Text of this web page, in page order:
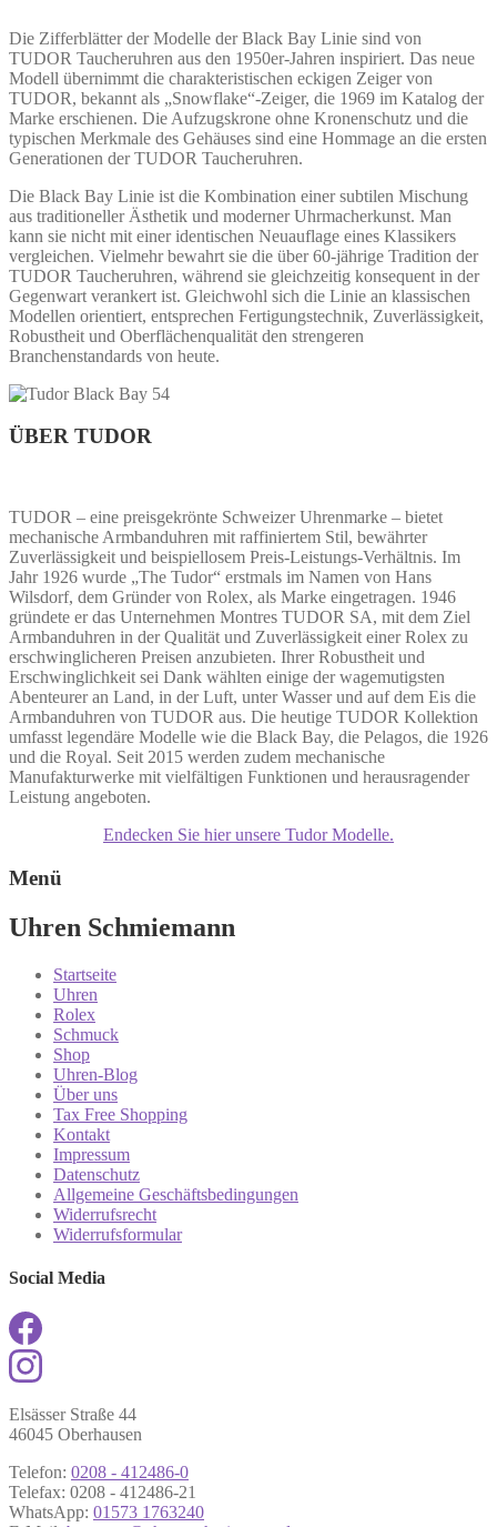
Die Zifferblätter der Modelle der Black Bay Linie sind von
TUDOR Taucheruhren aus den 1950er-Jahren inspiriert. Das neue
Modell übernimmt die charakteristischen eckigen Zeiger von
TUDOR, bekannt als „Snowflake“-Zeiger, die 1969 im Katalog der
Marke erschienen. Die Aufzugskrone ohne Kronenschutz und die
typischen Merkmale des Gehäuses sind eine Hommage an die ersten
Generationen der TUDOR Taucheruhren.
Die Black Bay Linie ist die Kombination einer subtilen Mischung
aus traditioneller Ästhetik und moderner Uhrmacherkunst. Man
kann sie nicht mit einer identischen Neuauflage eines Klassikers
vergleichen. Vielmehr bewahrt sie die über 60‑jährige Tradition der
TUDOR Taucheruhren, während sie gleichzeitig konsequent in der
Gegenwart verankert ist. Gleichwohl sich die Linie an klassischen
Modellen orientiert, entsprechen Fertigungstechnik, Zuverlässigkeit,
Robustheit und Oberflächenqualität den strengeren
Branchenstandards von heute.
ÜBER TUDOR
TUDOR – eine preisgekrönte Schweizer Uhrenmarke – bietet
mechanische Armbanduhren mit raffiniertem Stil, bewährter
Zuverlässigkeit und beispiellosem Preis-Leistungs-Verhältnis. Im
Jahr 1926 wurde „The Tudor“ erstmals im Namen von Hans
Wilsdorf, dem Gründer von Rolex, als Marke eingetragen. 1946
gründete er das Unternehmen Montres TUDOR SA, mit dem Ziel
Armbanduhren in der Qualität und Zuverlässigkeit einer Rolex zu
erschwinglicheren Preisen anzubieten. Ihrer Robustheit und
Erschwinglichkeit sei Dank wählten einige der wagemutigsten
Abenteurer an Land, in der Luft, unter Wasser und auf dem Eis die
Armbanduhren von TUDOR aus. Die heutige TUDOR Kollektion
umfasst legendäre Modelle wie die Black Bay, die Pelagos, die 1926
und die Royal. Seit 2015 werden zudem mechanische
Manufakturwerke mit vielfältigen Funktionen und herausragender
Leistung angeboten.
Endecken Sie hier unsere Tudor Modelle.
Menü
Uhren Schmiemann
Startseite
Uhren
Rolex
Schmuck
Shop
Uhren-Blog
Über uns
Tax Free Shopping
Kontakt
Impressum
Datenschutz
Allgemeine Geschäftsbedingungen
Widerrufsrecht
Widerrufsformular
Social Media
Elsässer Straße 44
46045 Oberhausen
Telefon: 0208 - 412486-0
Telefax: 0208 - 412486-21
WhatsApp: 01573 1763240